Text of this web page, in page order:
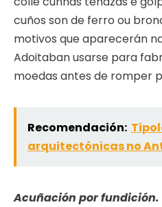
cuños son de ferro ou
motivos que aparecerán
Adoitaban usarse para
moedas antes de romper
Recomendación:
arquitectónicas no
Acuñación por fundición.